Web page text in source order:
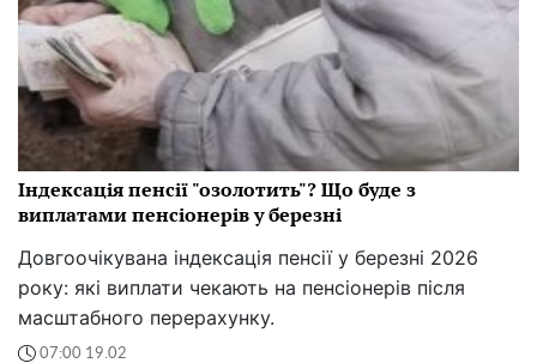
Індексація пенсії "озолотить"? Що буде з
виплатами пенсіонерів у березні
Довгоочікувана індексація пенсії у березні 2026
року: які виплати чекають на пенсіонерів після
масштабного перерахунку.
07:00 19.02